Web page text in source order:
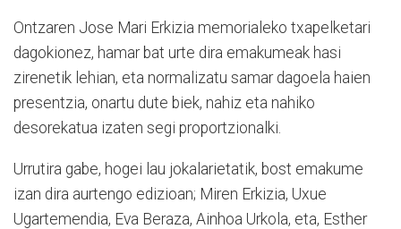
Ontzaren Jose Mari Erkizia memorialeko txapelketari
dagokionez, hamar bat urte dira emakumeak hasi
zirenetik lehian, eta normalizatu samar dagoela haien
presentzia, onartu dute biek, nahiz eta nahiko
desorekatua izaten segi proportzionalki.
Urrutira gabe, hogei lau jokalarietatik, bost emakume
izan dira aurtengo edizioan; Miren Erkizia, Uxue
Ugartemendia, Eva Beraza, Ainhoa Urkola, eta, Esther